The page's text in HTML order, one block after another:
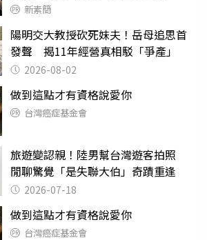
新素簡
陽明交大教授砍死妹夫！岳母追思首
發聲 揭11年經營真相駁「爭產」
2026-08-02
做到這點才有資格說愛你
台灣癌症基金會
旅遊變認親！陸男幫台灣遊客拍照
閒聊驚覺「是失聯大伯」奇蹟重逢
2026-07-18
做到這點才有資格說愛你
台灣癌症基金會